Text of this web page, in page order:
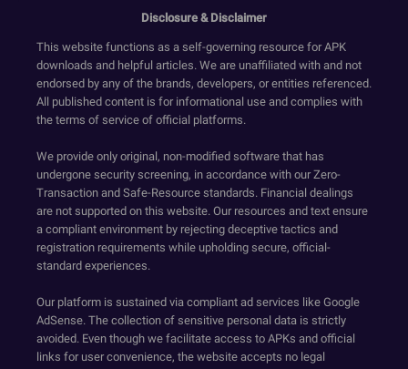
Disclosure & Disclaimer
This website functions as a self-governing resource for APK
downloads and helpful articles. We are unaffiliated with and not
endorsed by any of the brands, developers, or entities referenced.
All published content is for informational use and complies with
the terms of service of official platforms.
We provide only original, non-modified software that has
undergone security screening, in accordance with our Zero-
Transaction and Safe-Resource standards. Financial dealings
are not supported on this website. Our resources and text ensure
a compliant environment by rejecting deceptive tactics and
registration requirements while upholding secure, official-
standard experiences.
Our platform is sustained via compliant ad services like Google
AdSense. The collection of sensitive personal data is strictly
avoided. Even though we facilitate access to APKs and official
links for user convenience, the website accepts no legal